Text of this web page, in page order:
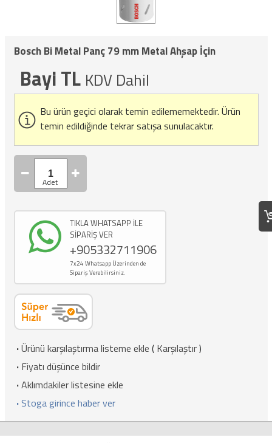
Bosch Bi Metal Panç 79 mm Metal Ahşap İçin
Bayi TL KDV Dahil
Bu ürün geçici olarak temin edilememektedir. Ürün
temin edildiğinde tekrar satışa sunulacaktır.
TIKLA WHATSAPP İLE
SİPARİŞ VER
+905332711906
7x24 Whatsapp Üzerinden de
Sipariş Verebilirsiniz.
·Ürünü karşılaştırma listeme ekle ( Karşılaştır)
· Fiyatı düşünce bildir
·Aklımdakiler listesine ekle
· Stoga girince haber ver